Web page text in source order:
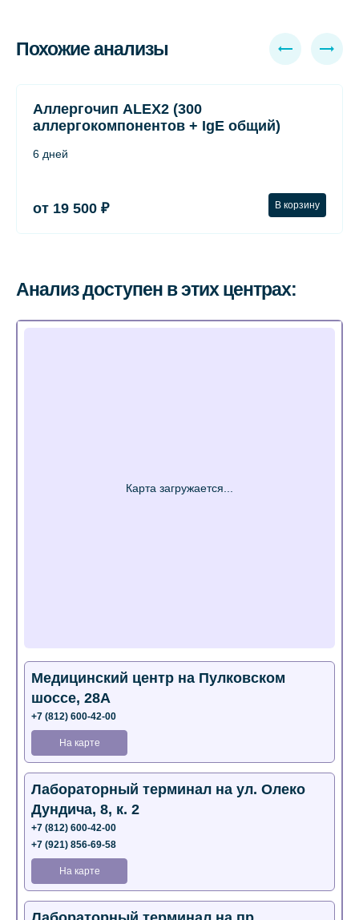
Похожие анализы
Аллергочип ALEX2 (300
аллергокомпонентов + IgE общий)
6 дней
от 19 500 ₽ В корзину
Анализ доступен в этих центрах:
Медицинский центр на Пулковском
шоссе, 28А
+7 (812) 600-42-00
На карте
Лабораторный терминал на ул. Олеко
Дундича, 8, к. 2
+7 (812) 600-42-00
+7 (921) 856-69-58
На карте